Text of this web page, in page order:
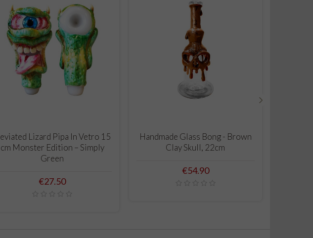
ADD TO CART
Lizard Pipa In Vetro 15
cm Monster Edition – Simply
Green
Price
€27.50
ADD TO CART
Handmade Glass Bong - Brown
Clay Skull, 22cm
Price
€54.90